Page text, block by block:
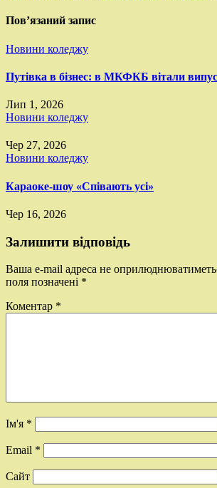
Пов’язаний запис
Новини коледжу
Путівка в бізнес: в МКФКБ вітали
Лип 1, 2026
Новини коледжу
Чер 27, 2026
Новини коледжу
Караоке-шоу «Співають усі»
Чер 16, 2026
Залишити відповідь
Ваша e-mail адреса не
поля позначені *
Коментар *
Ім'я *
Email *
Сайт